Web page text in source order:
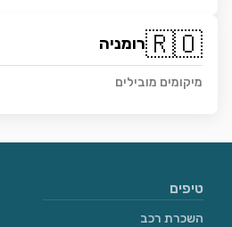
🇷🇴רומניה
מיקומים מובילים
טיפים
השכרת רכב